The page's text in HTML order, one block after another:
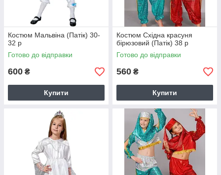
Костюм Мальвіна (Патік) 30-
32 р
Готово до відправки
600 ₴
Купити
Костюм Східна красуня
бірюзовий (Патік) 38 р
Готово до відправки
560 ₴
Купити